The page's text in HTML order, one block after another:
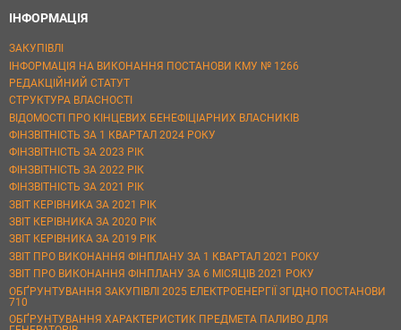
ІНФОРМАЦІЯ
ЗАКУПІВЛІ
ІНФОРМАЦІЯ НА ВИКОНАННЯ ПОСТАНОВИ КМУ № 1266
РЕДАКЦІЙНИЙ СТАТУТ
СТРУКТУРА ВЛАСНОСТІ
ВІДОМОСТІ ПРО КІНЦЕВИХ БЕНЕФІЦІАРНИХ ВЛАСНИКІВ
ФІНЗВІТНІСТЬ ЗА 1 КВАРТАЛ 2024 РОКУ
ФІНЗВІТНІСТЬ ЗА 2023 РІК
ФІНЗВІТНІСТЬ ЗА 2022 РІК
ФІНЗВІТНІСТЬ ЗА 2021 РІК
ЗВІТ КЕРІВНИКА ЗА 2021 РІК
ЗВІТ КЕРІВНИКА ЗА 2020 РІК
ЗВІТ КЕРІВНИКА ЗА 2019 РІК
ЗВІТ ПРО ВИКОНАННЯ ФІНПЛАНУ ЗА 1 КВАРТАЛ 2021 РОКУ
ЗВІТ ПРО ВИКОНАННЯ ФІНПЛАНУ ЗА 6 МІСЯЦІВ 2021 РОКУ
ОБҐРУНТУВАННЯ ЗАКУПІВЛІ 2025 ЕЛЕКТРОЕНЕРГІЇ ЗГІДНО ПОСТАНОВИ
710
ОБҐРУНТУВАННЯ ХАРАКТЕРИСТИК ПРЕДМЕТА ПАЛИВО ДЛЯ